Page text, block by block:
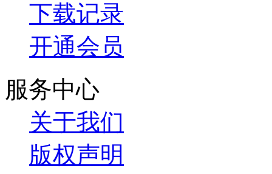
下载记录
开通会员
服务中心
关于我们
版权声明